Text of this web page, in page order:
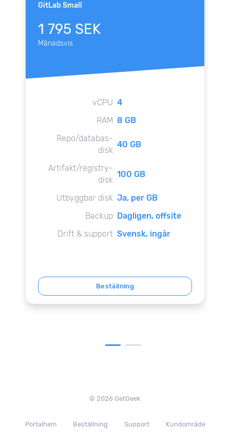
GitLab Small
1 795 SEK
Månadsvis
vCPU 4
RAM 8 GB
Repo/databas-
disk
40 GB
Artifakt/registry-
disk
100 GB
Utbyggbar disk Ja, per GB
Backup Dagligen, offsite
Drift & support Svensk, ingår
Beställning
© 2026 GetGeek
Portalhem Beställning Support Kundområde